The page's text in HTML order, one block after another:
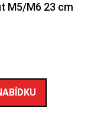
M5/M6 23 cm